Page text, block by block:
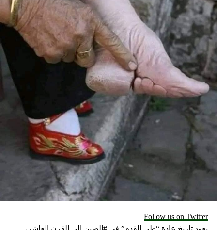
Follow us on Twitter
يعود تاريخ عادة “طي القدم” في #الصين إلى القرن العاشر،